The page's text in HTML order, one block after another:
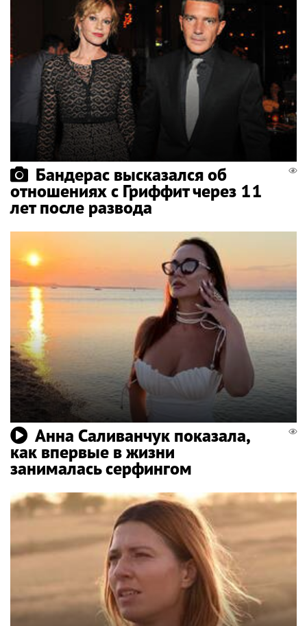
Бандерас высказался об
отношениях с Гриффит через 11
лет после развода
Анна Саливанчук показала,
как впервые в жизни
занималась серфингом